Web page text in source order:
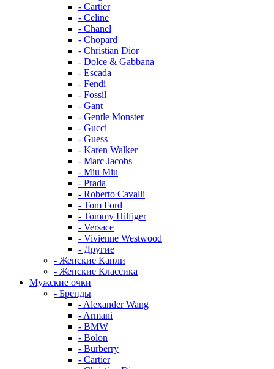
- Cartier
- Celine
- Chanel
- Chopard
- Christian Dior
- Dolce & Gabbana
- Escada
- Fendi
- Fossil
- Gant
- Gentle Monster
- Gucci
- Guess
- Karen Walker
- Marc Jacobs
- Miu Miu
- Prada
- Roberto Cavalli
- Tom Ford
- Tommy Hilfiger
- Versace
- Vivienne Westwood
- Другие
- Женские Капли
- Женские Классика
Мужские очки
- Бренды
- Alexander Wang
- Armani
- BMW
- Bolon
- Burberry
- Cartier